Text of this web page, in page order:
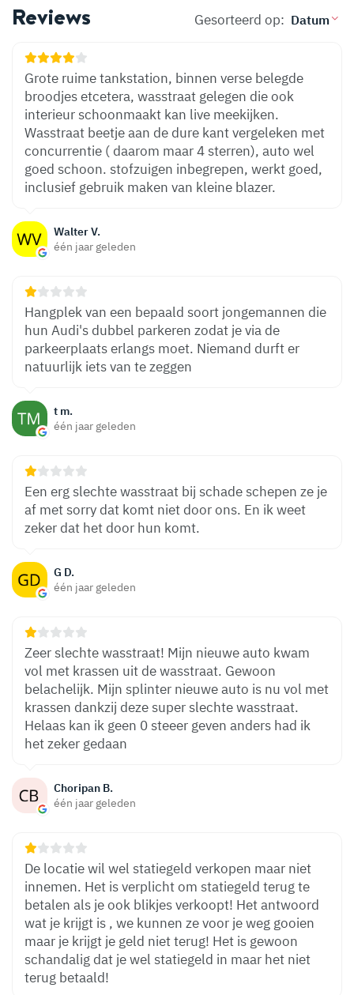
Reviews Gesorteerd op:
Walter V.
één jaar geleden
Grote ruime tankstation, binnen verse belegde
broodjes etcetera, wasstraat gelegen die ook
interieur schoonmaakt kan live meekijken.
Wasstraat beetje aan de dure kant vergeleken met
concurrentie ( daarom maar 4 sterren), auto wel
goed schoon. stofzuigen inbegrepen, werkt goed,
inclusief gebruik maken van kleine blazer.
t m.
één jaar geleden
Hangplek van een bepaald soort jongemannen die
hun Audi's dubbel parkeren zodat je via de
parkeerplaats erlangs moet. Niemand durft er
natuurlijk iets van te zeggen
G D.
één jaar geleden
Een erg slechte wasstraat bij schade schepen ze je
af met sorry dat komt niet door ons. En ik weet
zeker dat het door hun komt.
Choripan B.
één jaar geleden
Zeer slechte wasstraat! Mijn nieuwe auto kwam
vol met krassen uit de wasstraat. Gewoon
belachelijk. Mijn splinter nieuwe auto is nu vol met
krassen dankzij deze super slechte wasstraat.
Helaas kan ik geen 0 steeer geven anders had ik
het zeker gedaan
De locatie wil wel statiegeld verkopen maar niet
innemen. Het is verplicht om statiegeld terug te
betalen als je ook blikjes verkoopt! Het antwoord
wat je krijgt is , we kunnen ze voor je weg gooien
maar je krijgt je geld niet terug! Het is gewoon
schandalig dat je wel statiegeld in maar het niet
terug betaald!